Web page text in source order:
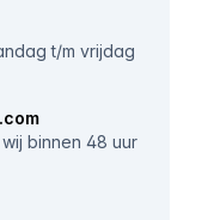
t/m vrijdag
binnen 48 uur